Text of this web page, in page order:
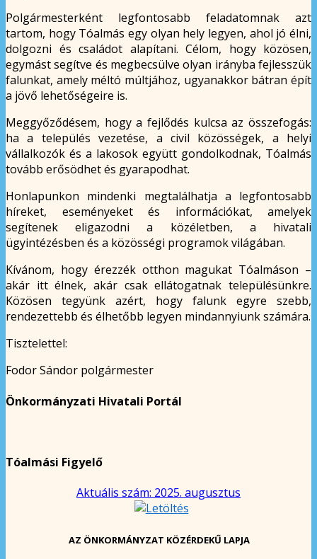
Polgármesterként legfontosabb feladatomnak azt
tartom, hogy Tóalmás egy olyan hely legyen, ahol jó élni,
dolgozni és családot alapítani. Célom, hogy közösen,
egymást segítve és megbecsülve olyan irányba fejlesszük
falunkat, amely méltó múltjához, ugyanakkor bátran épít
a jövő lehetőségeire is.
Meggyőződésem, hogy a fejlődés kulcsa az összefogás:
ha a település vezetése, a civil közösségek, a helyi
vállalkozók és a lakosok együtt gondolkodnak, Tóalmás
tovább erősödhet és gyarapodhat.
Honlapunkon mindenki megtalálhatja a legfontosabb
híreket, eseményeket és információkat, amelyek
segítenek eligazodni a közéletben, a hivatali
ügyintézésben és a közösségi programok világában.
Kívánom, hogy érezzék otthon magukat Tóalmáson –
akár itt élnek, akár csak ellátogatnak településünkre.
Közösen tegyünk azért, hogy falunk egyre szebb,
rendezettebb és élhetőbb legyen mindannyiunk számára.
Tisztelettel:
Fodor Sándor polgármester
Önkormányzati Hivatali Portál
Tóalmási Figyelő
Aktuális szám: 2025. augusztus
AZ ÖNKORMÁNYZAT KÖZÉRDEKŰ LAPJA